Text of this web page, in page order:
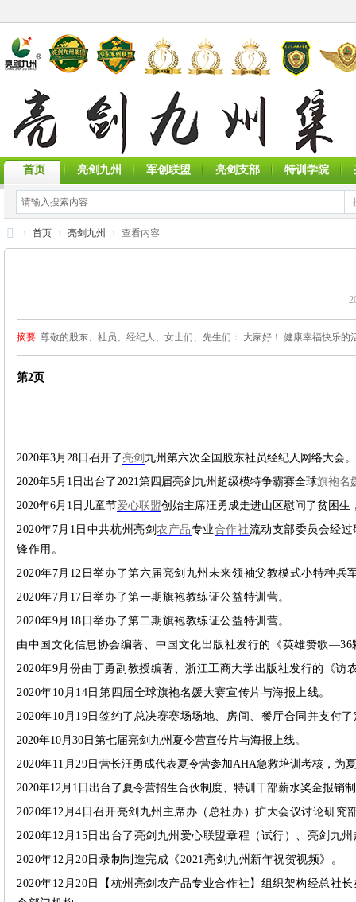
首页 亮剑九州 军创联盟 亮剑支部 特训学院
› 首页 › 亮剑九州 › 查看内容
摘要: 尊敬的股东、社员、经纪人、女士们、先生们： 大家好！ 健康幸福快乐的
第2页
2020年3月28日召开了亮剑 九州第六次全国股东社员经纪人网络大会。
2020年5月1日出台了2021第四届亮剑九州超级模特争霸赛全球旗袍名
2020年6月1日儿童节爱心联盟创始主席汪勇成走进山区慰问了贫困
2020年7月1日中共杭州亮剑农产品专业合作社流动支部委员会经
锋作用。
2020年7月12日举办了第六届亮剑九州未来领袖父教模式小特种兵
2020年7月17日举办了第一期旗袍教练证公益特训营。
2020年9月18日举办了第二期旗袍教练证公益特训营。
由中国文化信息协会编著、中国文化出版社发行的《英雄赞歌—36
2020年9月份由丁勇副教授编著、浙江工商大学出版社发行的《
2020年10月14日第四届全球旗袍名媛大赛宣传片与海报上线。
2020年10月19日 签约了总决赛赛场场地、房间、餐厅合同并支付
2020年10月30日第七届亮剑九州夏令营宣传片与海报上线。
2020年11月29日 营长汪勇成代表夏令营参加AHA急救培训考核，为
2020年12月1日出台了夏令营招生合伙制度、特训干部薪水奖金报销
2020年12月4日召开亮剑九州主席办（总社办）扩大会议讨论研究
2020年12月15日出台了亮剑九州爱心联盟章程（试行）、亮剑九
2020年12月20日录制制造完成《2021亮剑九州新年祝贺视频》。
2020年12月20日【杭州亮剑农产品专业合作社】组织架构经总社